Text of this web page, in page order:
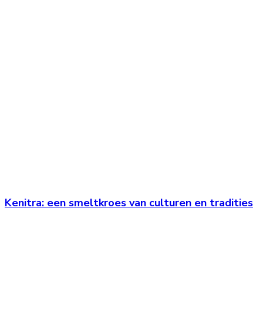
Kenitra: een smeltkroes van culturen en tradities